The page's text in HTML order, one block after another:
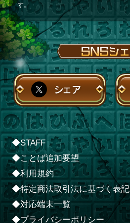
す。
シェア
◆STAFF
◆ことば追加要望
◆利用規約
◆特定商法取引法に基づく表記
◆対応端末一覧
◆プライバシーポリシー